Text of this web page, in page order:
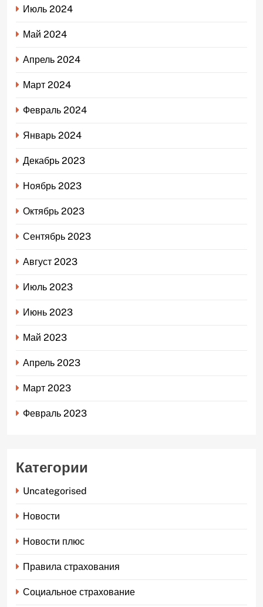
Июль 2024
Май 2024
Апрель 2024
Март 2024
Февраль 2024
Январь 2024
Декабрь 2023
Ноябрь 2023
Октябрь 2023
Сентябрь 2023
Август 2023
Июль 2023
Июнь 2023
Май 2023
Апрель 2023
Март 2023
Февраль 2023
Категории
Uncategorised
Новости
Новости плюс
Правила страхования
Социальное страхование